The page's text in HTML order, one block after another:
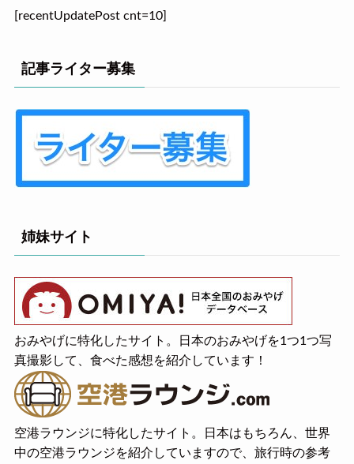
[recentUpdatePost cnt=10]
記事ライター募集
姉妹サイト
おみやげに特化したサイト。日本のおみやげを1つ1つ写
真撮影して、食べた感想を紹介しています！
空港ラウンジに特化したサイト。日本はもちろん、世界
中の空港ラウンジを紹介していますので、旅行時の参考